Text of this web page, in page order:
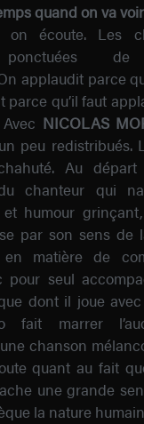
quand on va
on écoute. Les
ponctuées de
applaudit parce
qu’il faut
NICOLAS
peu redistribués.
Au départ
du chanteur qui
humour grinçant,
par son sens de
matière de
pour seul
dont il joue
fait marrer
chanson
quant au fait
une grande
la nature